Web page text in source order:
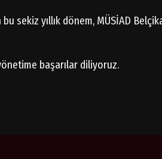
sekiz yıllık dönem, MÜSİAD
başarılar diliyoruz.